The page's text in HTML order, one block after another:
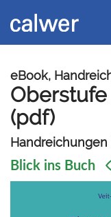
zur
Navigation
zum
Inhalt
eBook,
(pdf)
Blick ins Buch